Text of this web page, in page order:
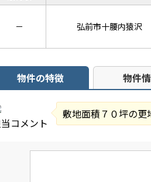
－ 弘前市十腰内猿沢
物件の特徴 物件
コメント
敷地面積７０坪の更